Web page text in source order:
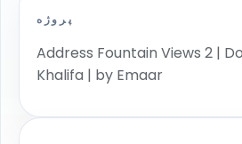
پروژه
Address Fountain Views 2 |
Khalifa | by Emaar